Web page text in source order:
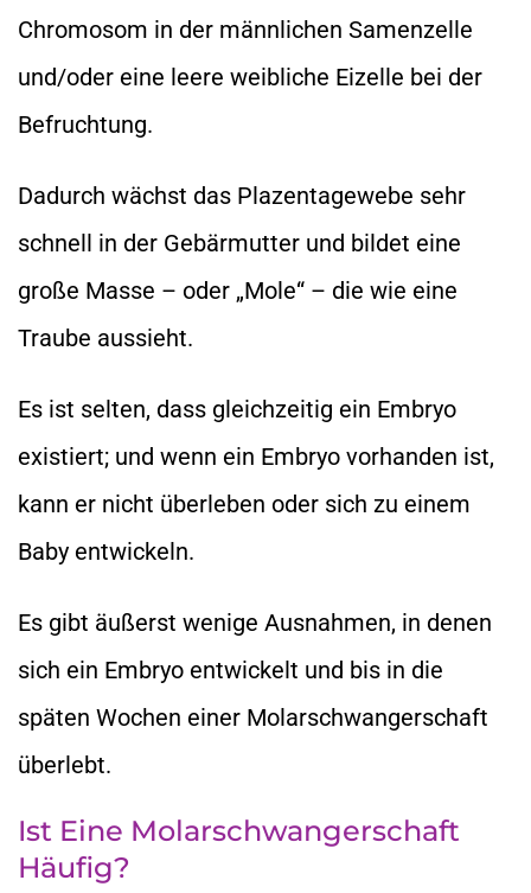
Chromosom in der männlichen Samenzelle
und/oder eine leere weibliche Eizelle bei der
Befruchtung.
Dadurch wächst das Plazentagewebe sehr
schnell in der Gebärmutter und bildet eine
große Masse – oder „Mole“ – die wie eine
Traube aussieht.
Es ist selten, dass gleichzeitig ein Embryo
existiert; und wenn ein Embryo vorhanden ist,
kann er nicht überleben oder sich zu einem
Baby entwickeln.
Es gibt äußerst wenige Ausnahmen, in denen
sich ein Embryo entwickelt und bis in die
späten Wochen einer Molarschwangerschaft
überlebt.
Ist Eine Molarschwangerschaft
Häufig?